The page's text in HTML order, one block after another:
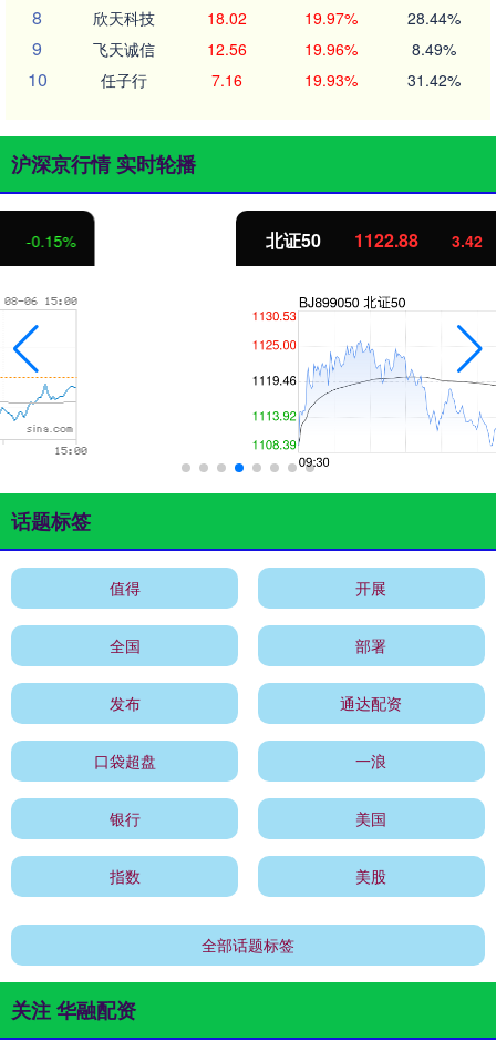
8 欣天科技 18.02 19.97% 28.44%
9 飞天诚信 12.56 19.96% 8.49%
10 任子行 7.16 19.93% 31.42%
沪深京行情 实时轮播
3.42 0.30%
话题标签
值得 开展
全国 部署
发布 通达配资
口袋超盘 一浪
银行 美国
指数 美股
全部话题标签
关注 华融配资